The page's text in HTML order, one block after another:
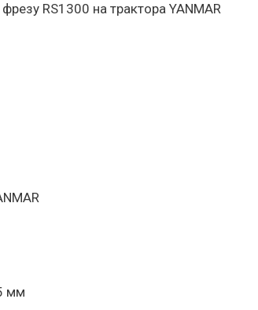
RS1300 на трактора YANMAR
мм